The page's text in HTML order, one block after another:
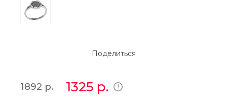
Поделиться
1892р. 1325 р.